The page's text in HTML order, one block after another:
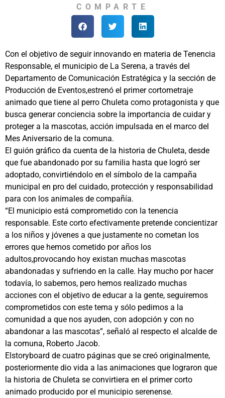
COMPARTE
Con el objetivo de seguir innovando en materia de Tenencia
Responsable, el municipio de La Serena, a través del
Departamento de Comunicación Estratégica y la sección de
Producción de Eventos,estrenó el primer cortometraje
animado que tiene al perro Chuleta como protagonista y que
busca generar conciencia sobre la importancia de cuidar y
proteger a la mascotas, acción impulsada en el marco del
Mes Aniversario de la comuna.
El guión gráfico da cuenta de la historia de Chuleta, desde
que fue abandonado por su familia hasta que logró ser
adoptado, convirtiéndolo en el símbolo de la campaña
municipal en pro del cuidado, protección y responsabilidad
para con los animales de compañía.
“El municipio está comprometido con la tenencia
responsable. Este corto efectivamente pretende concientizar
a los niños y jóvenes a que justamente no cometan los
errores que hemos cometido por años los
adultos,provocando hoy existan muchas mascotas
abandonadas y sufriendo en la calle. Hay mucho por hacer
todavía, lo sabemos, pero hemos realizado muchas
acciones con el objetivo de educar a la gente, seguiremos
comprometidos con este tema y sólo pedimos a la
comunidad a que nos ayuden, con adopción y con no
abandonar a las mascotas”, señaló al respecto el alcalde de
la comuna, Roberto Jacob.
Elstoryboard de cuatro páginas que se creó originalmente,
posteriormente dio vida a las animaciones que lograron que
la historia de Chuleta se convirtiera en el primer corto
animado producido por el municipio serenense.